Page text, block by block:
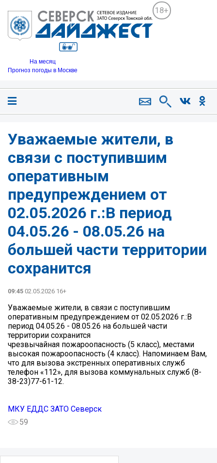
18+
На месяц
Прогноз погоды в Москве
Уважаемые жители, в
связи с поступившим
оперативным
предупреждением от
02.05.2026 г.:В период
04.05.26 - 08.05.26 на
большей части территории
сохранится
09:45 02.05.2026 16+
Уважаемые жители, в связи с поступившим
оперативным предупреждением от 02.05.2026 г.:В
период 04.05.26 - 08.05.26 на большей части
территории сохранится
чрезвычайная пожароопасность (5 класс), местами
высокая пожароопасность (4 класс). Напоминаем Вам,
что для вызова экстренных оперативных служб
телефон «112», для вызова коммунальных служб (8-
38-23)77-61-12.
МКУ ЕДДС ЗАТО Северск
59